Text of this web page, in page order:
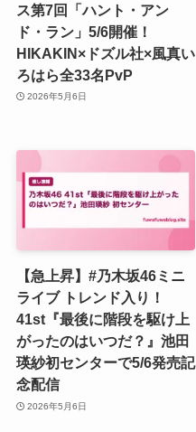
ス第7回「ハント・アン
ド・ラン」5/6開催！
HIKAKIN×ドズル社×風真い
ろはら全33名PvP
2026年5月6日
【急上昇】#乃木坂46ミニ
ライブ トレンド入り！
41st『最後に階段を駆け上
がったのはいつだ？』池田
瑛紗初センターで5/6発売記
念配信
2026年5月6日